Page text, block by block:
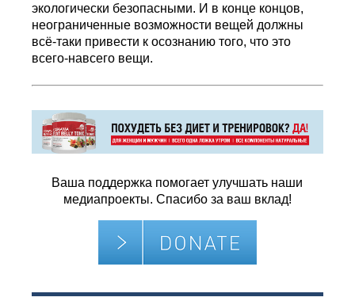
экологически безопасными. И в конце концов,
неограниченные возможности вещей должны
всё-таки привести к осознанию того, что это
всего-навсего вещи.
Ваша поддержка помогает улучшать наши
медиапроекты. Спасибо за ваш вклад!